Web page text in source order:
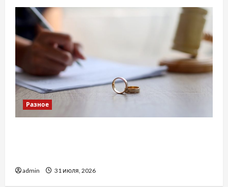
Разное
admin 31 июля, 2026